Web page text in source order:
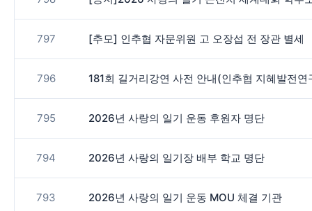
797 [추모] 인추협 자문위원 고 오장섭 전 장관 별세
796 181회 길거리강연 사전 안내(인추협 지혜발전연
795 2026년 사랑의 일기 운동 후원자 명단
794 2026년 사랑의 일기장 배부 학교 명단
793 2026년 사랑의 일기 운동 MOU 체결 기관